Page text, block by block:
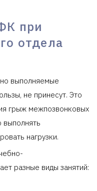
при
отдела
выполняемые
не принесут. Это
грыж межпозвонковых
выполнять
нагрузки.
разные виды занятий: